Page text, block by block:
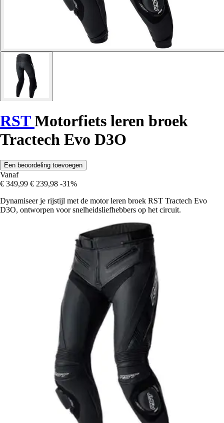
RSTMotorfiets leren broek
Tractech Evo D3O
Een beoordeling toevoegen
Vanaf
€ 349,99 € 239,98 -31%
Dynamiseer je rijstijl met de motor leren broek RST Tractech Evo
D3O, ontworpen voor snelheidsliefhebbers op het circuit.